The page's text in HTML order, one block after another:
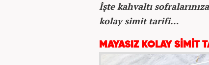
İşte kahvaltı
kolay simit tarifi…
MAYASIZ KOLAY SİMİT